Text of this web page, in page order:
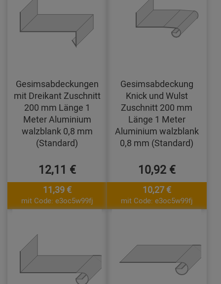
Gesimsabdeckungen
mit Dreikant Zuschnitt
200 mm Länge 1
Meter Aluminium
walzblank 0,8 mm
(Standard)
12,11 €
11,39 €
mit Code: e3oc5w99fj
Gesimsabdeckung
Knick und Wulst
Zuschnitt 200 mm
Länge 1 Meter
Aluminium walzblank
0,8 mm (Standard)
10,92 €
10,27 €
mit Code: e3oc5w99fj